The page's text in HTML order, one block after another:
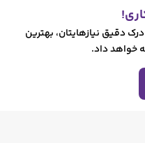
دقیق نیازهایتان، بهترین
خواهد داد.